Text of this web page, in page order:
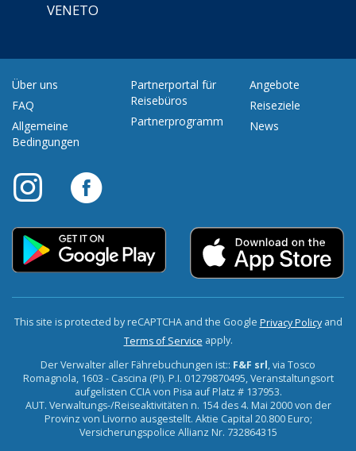
VENETO
Über uns
FAQ
Allgemeine
Bedingungen
Partnerportal für
Reisebüros
Partnerprogramm
Angebote
Reiseziele
News
This site is protected by reCAPTCHA and the Google Privacy Policyand
Terms of Service apply.
Der Verwalter aller Fährebuchungen ist:: F&F srl, via Tosco
Romagnola, 1603 - Cascina (PI). P.I. 01279870495, Veranstaltungsort
aufgelisten CCIA von Pisa auf Platz # 137953.
AUT. Verwaltungs-/Reiseaktivitäten n. 154 des 4. Mai 2000 von der
Provinz von Livorno ausgestellt. Aktie Capital 20.800 Euro;
Versicherungspolice Allianz Nr. 732864315